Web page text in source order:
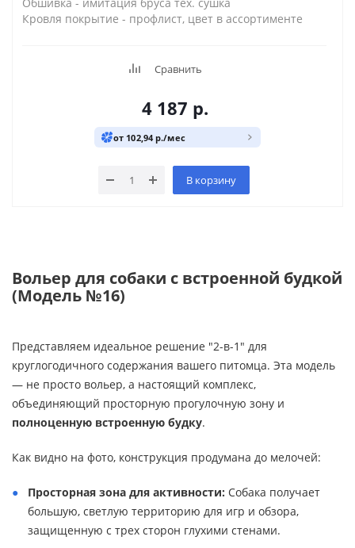
Кровля покрытие - профлист, цвет в ассортименте
Сравнить
4 187 р.
от 102,94 р./мес
В корзину
Вольер для собаки с встроенной будкой
(Модель №16)
Представляем идеальное решение "2-в-1" для
круглогодичного содержания вашего питомца. Эта модель
— не просто вольер, а настоящий комплекс,
объединяющий просторную прогулочную зону и
полноценную встроенную будку.
Как видно на фото, конструкция продумана до мелочей:
Просторная зона для активности: Собака получает
большую, светлую территорию для игр и обзора,
защищенную с трех сторон глухими стенами.